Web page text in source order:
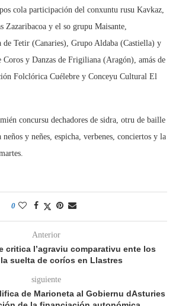
cola participación del conxuntu rusu Kavkaz,
Zazaribacoa y el so grupu Maisante,
Tetir (Canaries), Grupo Aldaba (Castiella) y
y Danzas de Frigiliana (Aragón), amás de
Folclórica Cuélebre y Conceyu Cultural El
concursu dechadores de sidra, otru de baille
neños y neñes, espicha, verbenes, conciertos y la
0
Anterior
critica l’agraviu comparativu ente los
suelta de coríos en Llastres
siguiente
de Marioneta al Gobiernu dAsturies